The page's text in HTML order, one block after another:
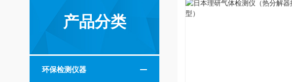
产品分类
环保检测仪器